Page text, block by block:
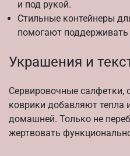
и под рукой.
Стильные контейнеры
помогают поддерживать
Украшения и
Сервировочные салфетки,
коврики добавляют тепла
домашней. Только не
жертвовать